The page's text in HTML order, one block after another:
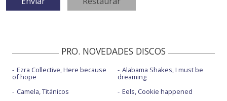
PRO. NOVEDADES DISCOS
Ezra Collective, Here because
of hope
Camela, Titánicos
Alabama Shakes, I must be
dreaming
Eels, Cookie happened